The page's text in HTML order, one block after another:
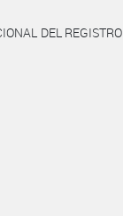
DEL REGISTRO